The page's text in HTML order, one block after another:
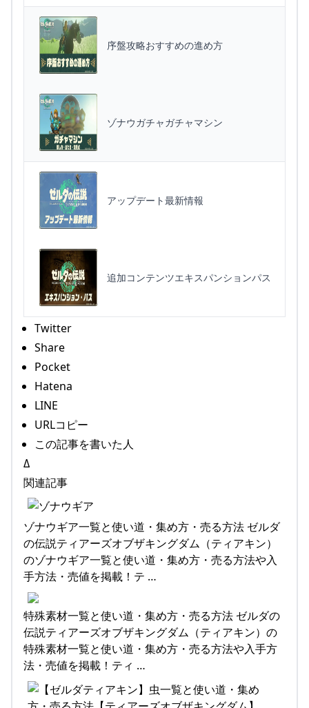
序盤攻略おすすめの進め方
ゾナウガチャガチャマシン
アップデート最新情報
追加コンテンツエキスパンションパス
Twitter
Share
Pocket
Hatena
LINE
URLコピー
この記事を書いた人
Δ
関連記事
ゾナウギア一覧と使い道・集め方・売る方法 ゼルダ
の伝説ティアーズオブザキングダム（ティアキン）
のゾナウギア一覧と使い道・集め方・売る方法や入
手方法・売値を掲載！テ …
特殊素材一覧と使い道・集め方・売る方法 ゼルダの
伝説ティアーズオブザキングダム（ティアキン）の
特殊素材一覧と使い道・集め方・売る方法や入手方
法・売値を掲載！ティ …